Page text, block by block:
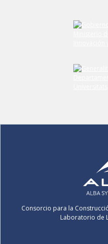
Consorcio para la
Laboratorio de